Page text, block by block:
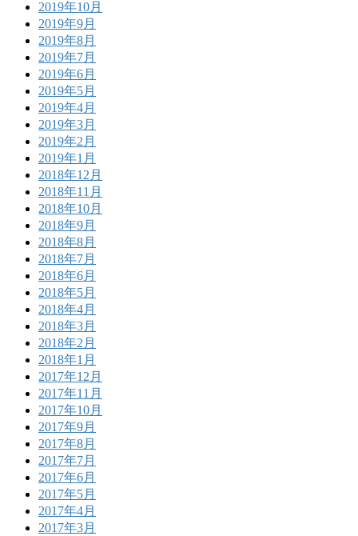
2019年10月
2019年9月
2019年8月
2019年7月
2019年6月
2019年5月
2019年4月
2019年3月
2019年2月
2019年1月
2018年12月
2018年11月
2018年10月
2018年9月
2018年8月
2018年7月
2018年6月
2018年5月
2018年4月
2018年3月
2018年2月
2018年1月
2017年12月
2017年11月
2017年10月
2017年9月
2017年8月
2017年7月
2017年6月
2017年5月
2017年4月
2017年3月